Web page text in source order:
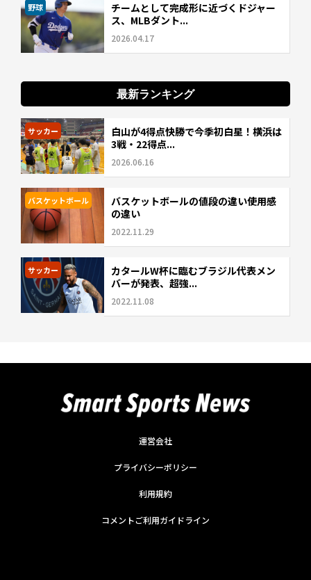
野球
チームとして完成形に近づくドジャー
ス、MLBダント...
2026.04.17
最新ランキング
サッカー
白山が4得点快勝で今季初白星！横浜は
3戦・22得点...
2026.06.16
バスケットボール
バスケットボールの値段の違い使用感
の違い
2022.11.29
サッカー
カタールW杯に臨むブラジル代表メン
バーが発表、超強...
2022.11.08
運営会社
プライバシーポリシー
利用規約
コメントご利用ガイドライン